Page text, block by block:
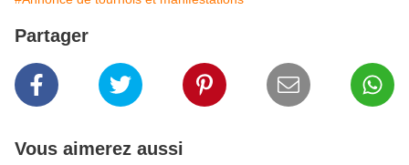
Partager
Vous aimerez aussi